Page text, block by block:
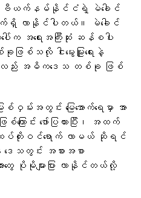
မှာ ဗီယက်နမ်နိုင်ငံရဲ့ မဲခေါင်
ရှိ လာနိုင်ပါတယ်။ မဲခေါင်
ါ်က အရေးအကြီးဆုံး ဆန်စပါး
စ်သလို ငါးမွေးမြူရေးနဲ့
း အဓိကဒေသ တစ်ခု ဖြစ်
းအတွင်း မြေအောက်ရေမှာ အာ
ကြောင်း ဖော်ပြထားပြီး၊ အထက်
ပ်တိုးဝင်ရောက် လာမယ် ဆိုရင်
နဲ့ ဒေသတွင်း အစားအစာ
ပိုမိုများပြား လာနိုင်တယ်လို့